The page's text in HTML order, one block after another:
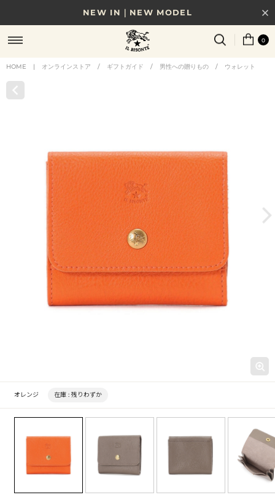
NEW IN｜NEW MODEL
8/17(月)10時まで｜税込11,000円以上で送料無料
贈る相手やシーンから選べる、新しいギフトガイド
0
HOME | オンラインストア / ギフトガイド / 男性への贈りもの / ウォレット
オレンジ 在庫 : 残りわずか